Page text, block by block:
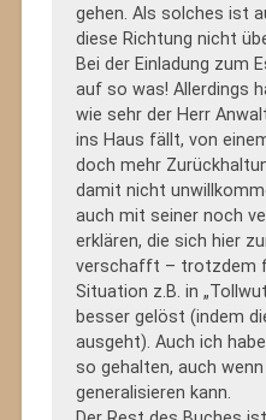
gehen. Als solches ist
diese Richtung nicht
Bei der Einladung zum
auf so was! Allerdings
wie sehr der Herr
ins Haus fällt, von
doch mehr
damit nicht
auch mit seiner noch
erklären, die sich hier
verschafft – trotzdem
Situation z.B. in
besser gelöst (indem
ausgeht). Auch ich
so gehalten, auch
generalisieren kann.